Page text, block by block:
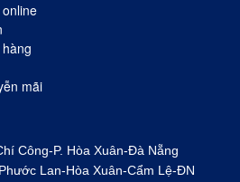
mãi
Công-P. Hòa Xuân-Đà Nẵng
Lan-Hòa Xuân-Cẩm Lệ-ĐN